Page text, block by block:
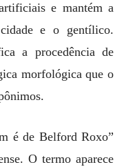
e mantém a
e o gentílico.
a procedência de
morfológica que o
é de Belford Roxo”
O termo aparece